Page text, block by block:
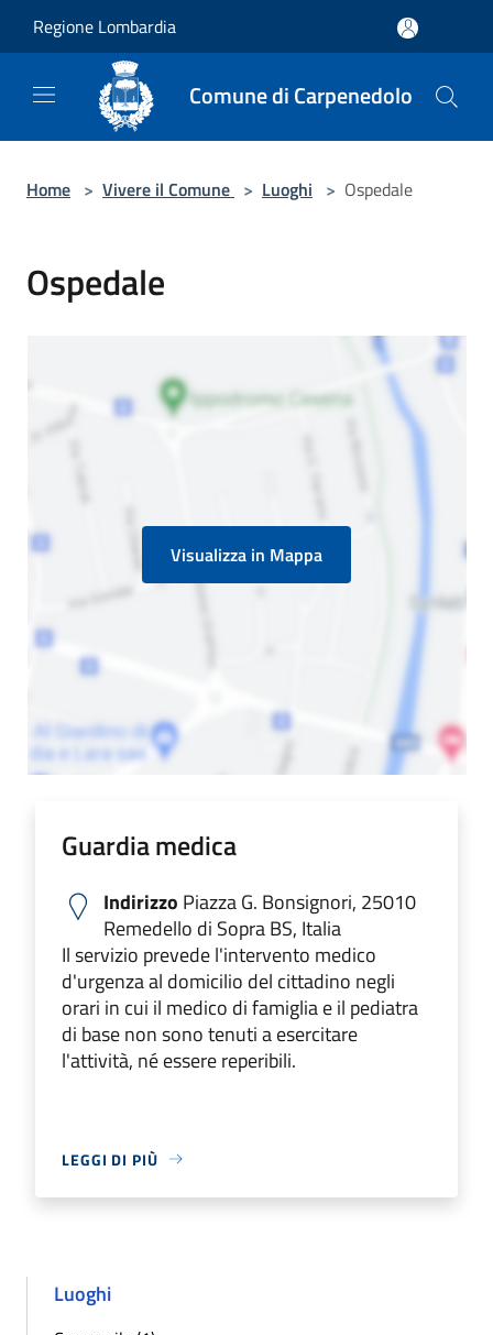
Regione Lombardia
Comune di Carpenedolo
Home > Vivere il Comune > Luoghi > Ospedale
Ospedale
Visualizza in Mappa
Guardia medica
Indirizzo Piazza G. Bonsignori, 25010
Remedello di Sopra BS, Italia
Il servizio prevede l'intervento medico
d'urgenza al domicilio del cittadino negli
orari in cui il medico di famiglia e il pediatra
di base non sono tenuti a esercitare
l'attività, né essere reperibili.
LEGGI DI PIÙ
Luoghi